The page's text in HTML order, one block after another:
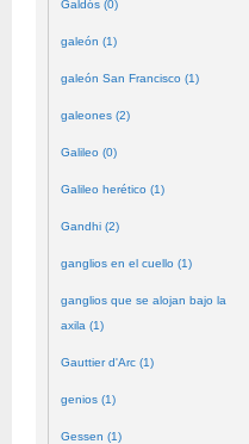
Galdós (0)
galeón (1)
galeón San Francisco (1)
galeones (2)
Galileo (0)
Galileo herético (1)
Gandhi (2)
ganglios en el cuello (1)
ganglios que se alojan bajo la
axila (1)
Gauttier d'Arc (1)
genios (1)
Gessen (1)